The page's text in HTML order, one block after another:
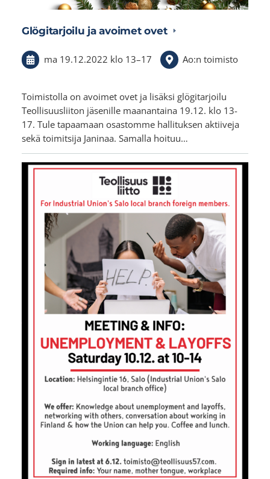
Glögitarjoilu ja avoimet ovet
ma 19.12.2022 klo 13–17 Ao:n toimisto
Toimistolla on avoimet ovet ja lisäksi glögitarjoilu
Teollisuusliiton jäsenille maanantaina 19.12. klo 13-
17. Tule tapaamaan osastomme hallituksen aktiiveja
sekä toimitsija Janinaa. Samalla hoituu…